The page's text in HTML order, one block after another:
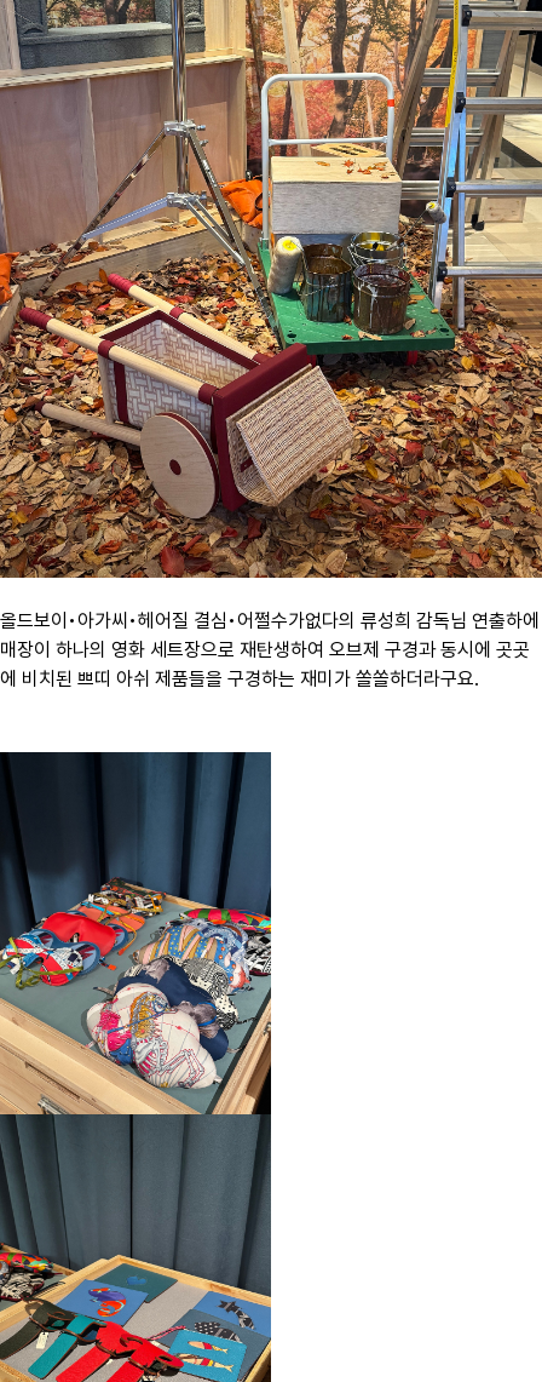
올드보이•아가씨•헤어질 결심•어쩔수가없다의 류성희 감독님 연출하에
매장이 하나의 영화 세트장으로 재탄생하여 오브제 구경과 동시에 곳곳
에 비치된 쁘띠 아쉬 제품들을 구경하는 재미가 쏠쏠하더라구요.